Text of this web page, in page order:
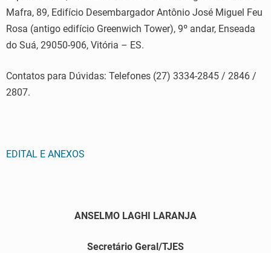
Mafra, 89, Edifício Desembargador Antônio José Miguel Feu
Rosa (antigo edifício Greenwich Tower), 9º andar, Enseada
do Suá, 29050-906, Vitória – ES.
Contatos para Dúvidas: Telefones (27) 3334-2845 / 2846 /
2807.
EDITAL E ANEXOS
ANSELMO LAGHI LARANJA
Secretário Geral/TJES